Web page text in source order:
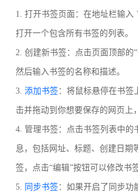
1. 打开书签页面：在地址栏输入
打开一个包含所有书签的列表。
2. 创建新书签：点击页面顶部的
然后输入书签的名称和描述。
3. 添加书签 ：将鼠标悬停在书签
击并拖动到你想要保存的网页上
4. 管理书签：点击书签列表中的
息，包括网址、标题、创建日期
签，点击“编辑”按钮可以修改书
5. 同步书签 ：如果开启了同步功